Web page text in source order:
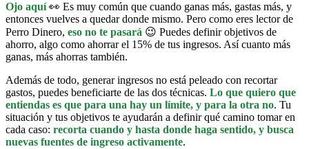
Ojo aquí👀 Es muy común que cuando ganas más, gastas más, y
entonces vuelves a quedar donde mismo. Pero como eres lector de
Perro Dinero, eso no te pasará 😉 Puedes definir objetivos de
ahorro, algo como ahorrar el 15% de tus ingresos. Así cuanto más
ganas, más ahorras también.
Además de todo, generar ingresos no está peleado con recortar
gastos, puedes beneficiarte de las dos técnicas. Lo que quiero que
entiendas es que para una hay un límite, y para la otra no. Tu
situación y tus objetivos te ayudarán a definir qué camino tomar en
cada caso: recorta cuando y hasta donde haga sentido, y busca
nuevas fuentes de ingreso activamente.